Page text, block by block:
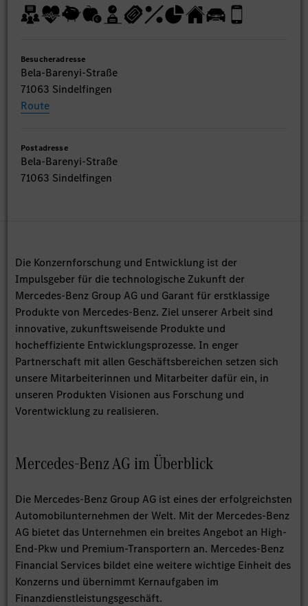
Besucheradresse
Bela-Barenyi-Straße
71063 Sindelfingen
Route
Postadresse
Bela-Barenyi-Straße
71063 Sindelfingen
Die Konzernforschung und Entwicklung ist der
Impulsgeber für die technologische Zukunft der
Mercedes-Benz Group AG und Garant für erstklassige
Produkte von Mercedes-Benz. Ziel unserer Arbeit sind
innovative, zukunftsweisende Produkte und
hocheffiziente Entwicklungsprozesse. In enger
Partnerschaft mit allen Geschäftsbereichen setzen sich
unsere Mitarbeiterinnen und Mitarbeiter dafür ein, in
unseren Produkten Visionen aus Forschung und
Vorentwicklung zu realisieren.
Mercedes-Benz AG im Überblick
Die Mercedes-Benz Group AG ist eines der erfolgreichsten
Automobilunternehmen der Welt. Mit der Mercedes-Benz
AG bietet das Unternehmen ein breites Angebot an High-
End-Pkw und Premium-Transportern an. Mercedes-Benz
Financial Services bildet eine weitere wichtige Einheit des
Konzerns und übernimmt Kernaufgaben im
Finanzdienstleistungsgeschäft.